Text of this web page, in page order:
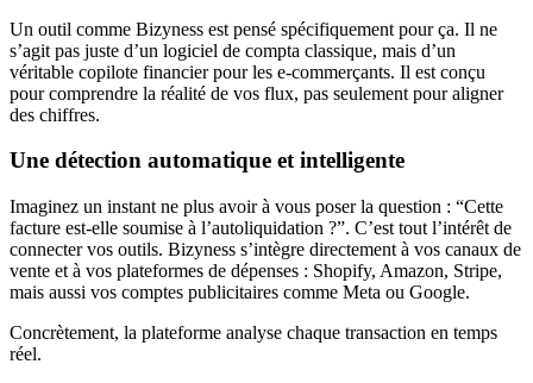
Un outil comme Bizyness est pensé spécifiquement pour ça. Il ne
s’agit pas juste d’un logiciel de compta classique, mais d’un
véritable copilote financier pour les e-commerçants. Il est conçu
pour comprendre la réalité de vos flux, pas seulement pour aligner
des chiffres.
Une détection automatique et intelligente
Imaginez un instant ne plus avoir à vous poser la question : “Cette
facture est-elle soumise à l’autoliquidation ?”. C’est tout l’intérêt de
connecter vos outils. Bizyness s’intègre directement à vos canaux de
vente et à vos plateformes de dépenses : Shopify, Amazon, Stripe,
mais aussi vos comptes publicitaires comme Meta ou Google.
Concrètement, la plateforme analyse chaque transaction en temps
réel.